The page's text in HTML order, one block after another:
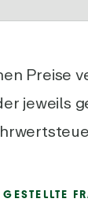
Preise
jeweils